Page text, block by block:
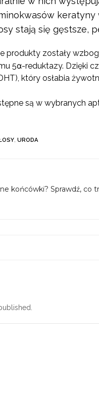
stają się gęstsze,
produkty zostały
5α-reduktazy. Dzięki
który osłabia
są w wybranych
, URODA
końcówki? Sprawdź, co